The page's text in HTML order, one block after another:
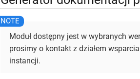
Moduł dostępny jest w wybranych
prosimy o kontakt z działem
instancji.